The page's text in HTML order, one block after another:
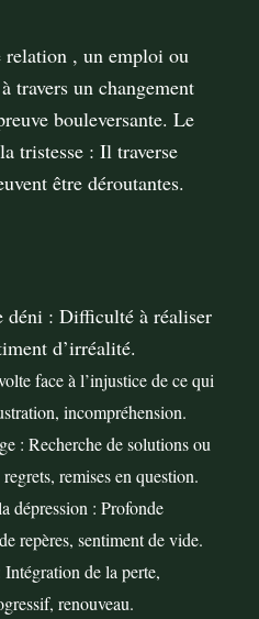
relation , un emploi ou
travers un changement
bouleversante. Le
tristesse : Il traverse
être déroutantes.
déni : Diﬃculté à réaliser
d’irréalité.
face à l’injustice de ce qui
incompréhension.
: Recherche de solutions ou
remises en question.
dépression : Profonde
repères, sentiment de vide.
Intégration de la perte,
renouveau.